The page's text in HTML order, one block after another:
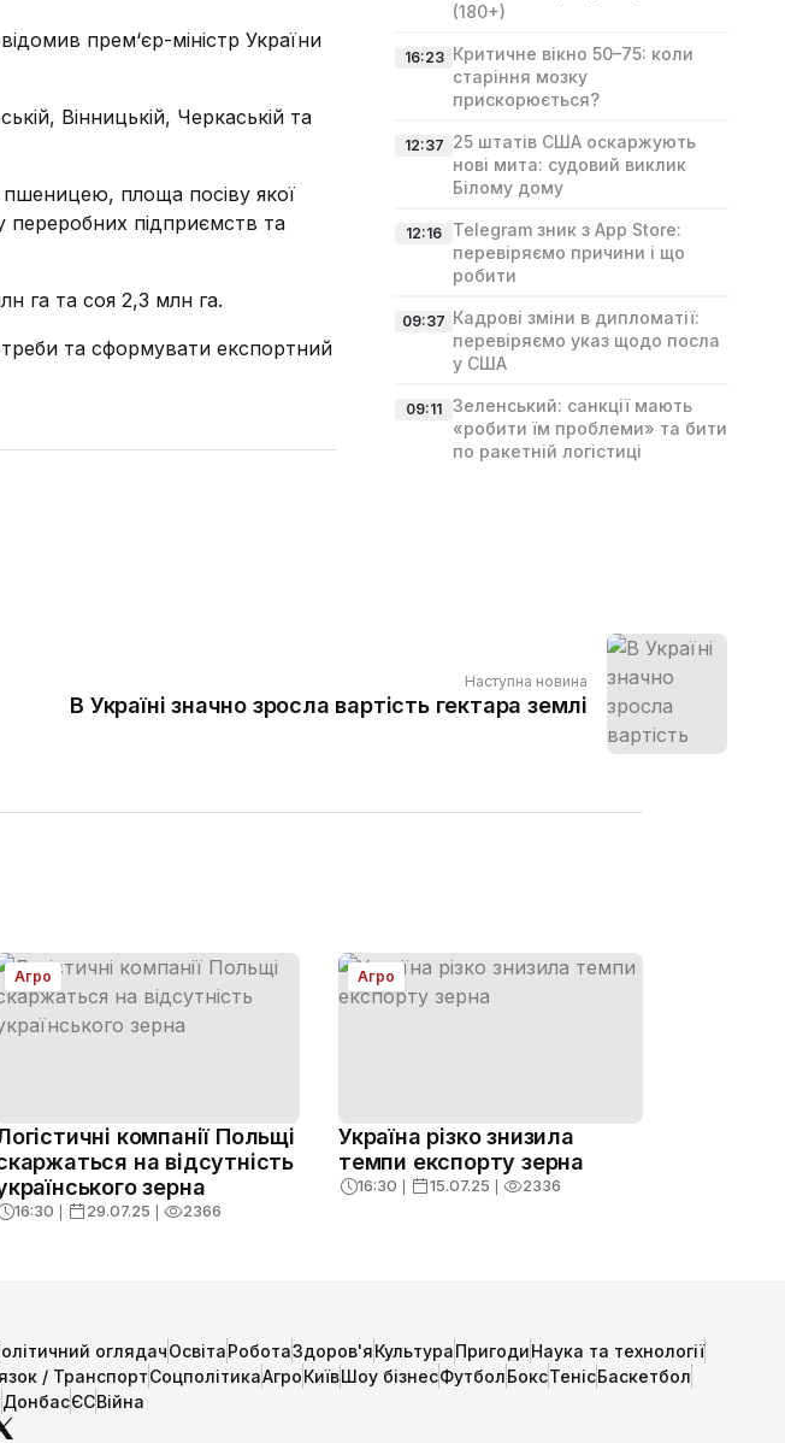
прем‘єр-міністр України
Вінницькій, Черкаській та
пшеницею, площа посіву якої
підприємств та
га та соя 2,3 млн га.
та сформувати експортний
(180+)
16:23 Критичне вікно 50–75: коли
старіння мозку
прискорюється?
12:37 25 штатів США оскаржують
нові мита: судовий виклик
Білому дому
12:16
Telegram зник з App Store:
перевіряємо причини і що
робити
09:37 Кадрові зміни в дипломатії:
перевіряємо указ щодо посла
у США
09:11 Зеленський: санкції мають
«робити їм проблеми» та бити
по ракетній логістиці
Наступна новина
В Україні значно зросла вартість гектара землі
Агро
компанії Польщі
на відсутність
зерна
16:30 ❘ 29.07.25 ❘ 2366
Агро
Україна різко знизила
темпи експорту зерна
16:30 ❘ 15.07.25 ❘ 2336
оглядачОсвітаРоботаЗдоров'яКультураПригодиНаука та технології
/ ТранспортСоцполітикаАгроКиївШоу бізнесФутболБоксТенісБаскетбол
ДонбасЄСВійна